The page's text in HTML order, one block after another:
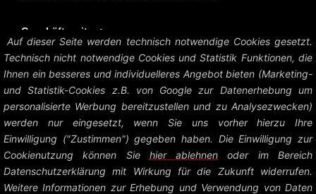
Geschäftszeiten:
Mo – Do: 07:45 – 16:45 Uhr
Fr: 07:45 – 15:15 Uhr
Amtsgericht Hagen HRB 6004
UstID: DE126458535
Preise zzgl. MwSt. und Versandkosten.
© Heinrich Stracke GmbH – Ladenbau Shop System |Impressum +
Auf dieser Seite werden technisch notwendige Cookies gesetzt.
Technisch nicht notwendige Cookies und Statistik Funktionen, die
Ihnen ein besseres und individuelleres Angebot bieten (Marketing-
und Statistik-Cookies z.B. von Google zur Datenerhebung um
personalisierte Werbung bereitzustellen und zu Analysezwecken)
werden nur eingesetzt, wenn Sie uns vorher hierzu Ihre
Einwilligung ("Zustimmen") gegeben haben. Die Einwilligung zur
Cookienutzung können Sie hier ablehnen oder im Bereich
Datenschutzerklärung mit Wirkung für die Zukunft widerrufen.
Weitere Informationen zur Erhebung und Verwendung von Daten